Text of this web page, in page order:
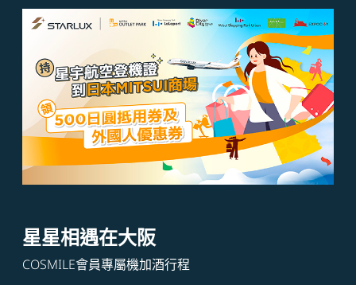
星星相遇在大阪
COSMILE會員專屬機加酒行程